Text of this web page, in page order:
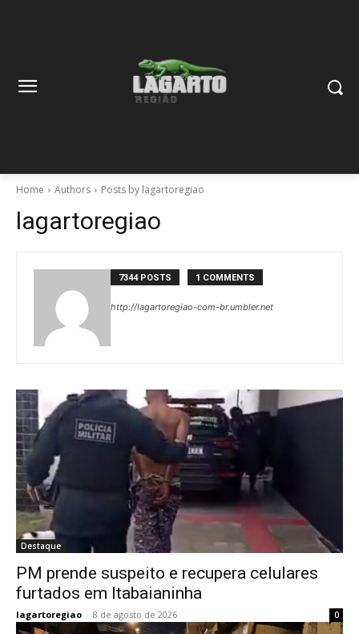
Home Authors Posts by lagartoregiao
lagartoregiao
7344 POSTS 1 COMMENTS
http://lagartoregiao-com-br.umbler.net
Destaque
PM prende suspeito e recupera celulares
furtados em Itabaianinha
lagartoregiao - 8 de agosto de 2026 0